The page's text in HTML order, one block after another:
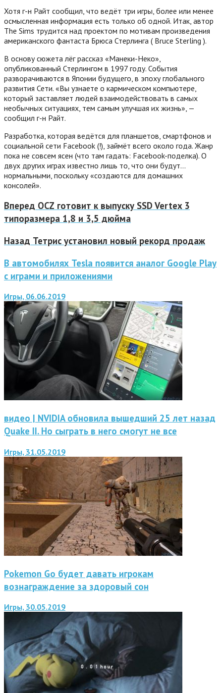
Хотя г-н Райт сообщил, что ведёт три игры, более или менее
осмысленная информация есть только об одной. Итак, автор
The Sims трудится над проектом по мотивам произведения
американского фантаста Брюса Стерлинга ( Bruce Sterling ).
В основу сюжета лёг рассказ «Манеки-Неко»,
опубликованный Стерлингом в 1997 году. События
разворачиваются в Японии будущего, в эпоху глобального
развития Сети. «Вы узнаете о кармическом компьютере,
который заставляет людей взаимодействовать в самых
необычных ситуациях, тем самым улучшая их жизнь», —
сообщил г-н Райт.
Разработка, которая ведётся для планшетов, смартфонов и
социальной сети Facebook (!), займёт всего около года. Жанр
пока не совсем ясен (что там гадать: Facebook-поделка). О
двух других играх известно лишь то, что они будут…
нормальными, поскольку «создаются для домашних
консолей».
Вперед OCZ готовит к выпуску SSD Vertex 3
типоразмера 1,8 и 3,5 дюйма
Назад Тетрис установил новый рекорд продаж
В автомобилях Tesla появится аналог Google Play
с играми и приложениями
Игры, 06.06.2019
видео | NVIDIA обновила вышедший 25 лет назад
Quake II. Но сыграть в него смогут не все
Игры, 31.05.2019
Pokemon Go будет давать игрокам
вознаграждение за здоровый сон
Игры, 30.05.2019